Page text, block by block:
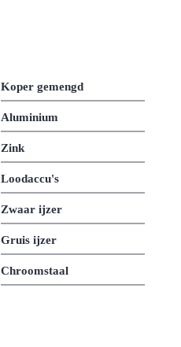
Koper gemengd
Aluminium
Zink
Loodaccu's
Zwaar ijzer
Gruis ijzer
Chroomstaal